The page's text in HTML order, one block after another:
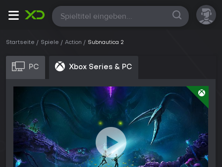
Alle
Startseite Spiele Action Subnautica 2
PC Xbox Series & PC